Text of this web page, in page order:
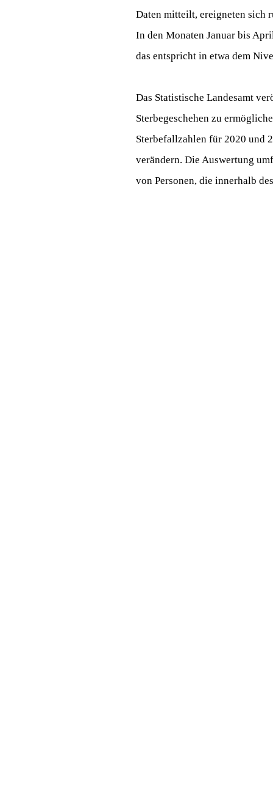
Daten mitteilt, ereigneten sich
In den Monaten Januar bis
das entspricht in etwa dem
Das Statistische Landesamt
Sterbegeschehen zu
Sterbefallzahlen für 2020 und
verändern. Die Auswertung
von Personen, die innerhalb